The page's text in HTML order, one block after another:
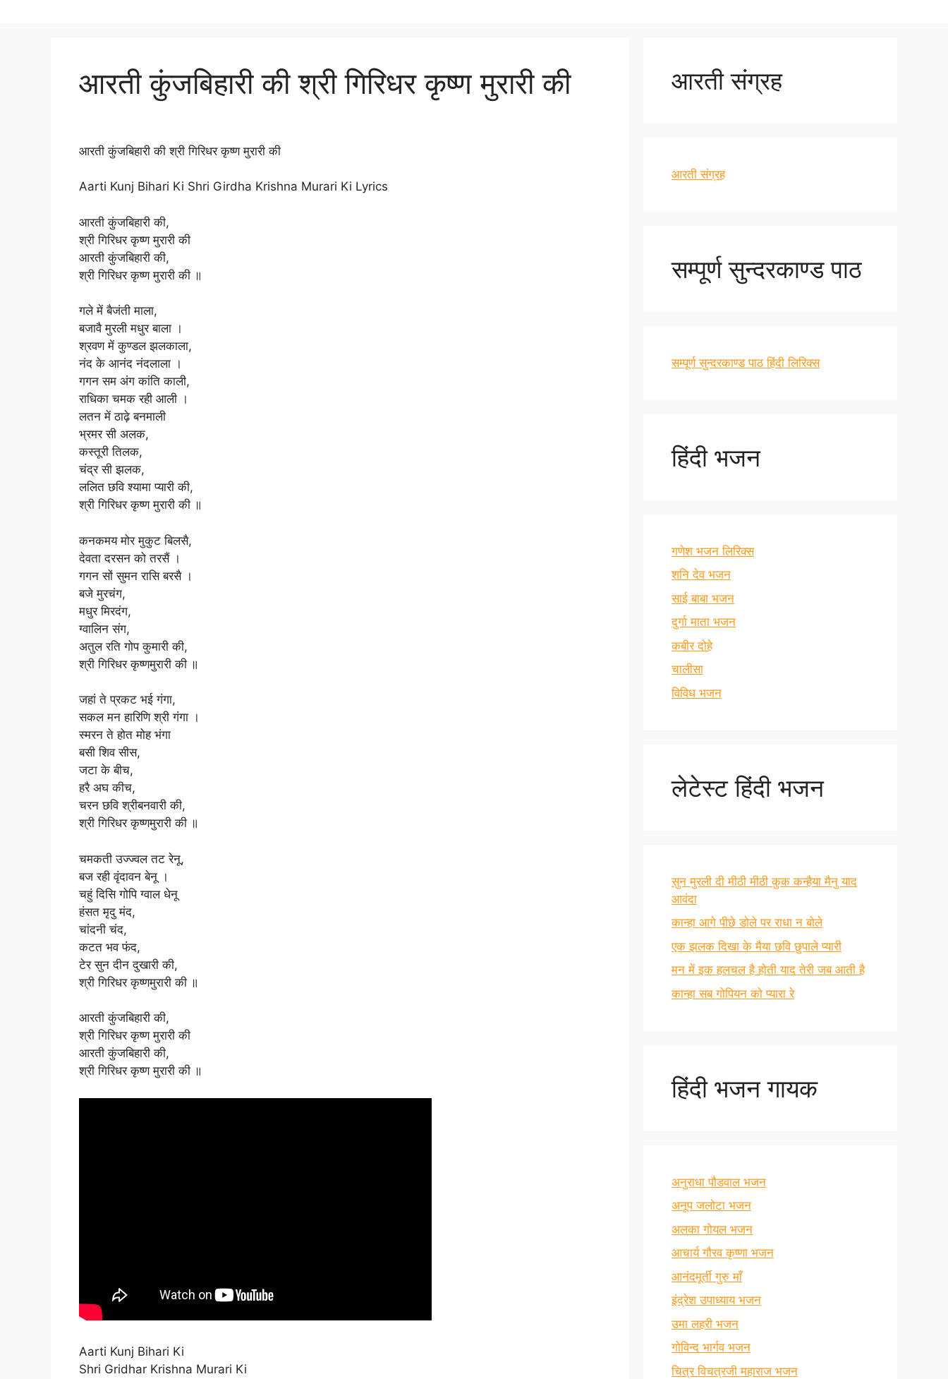
आरती कुंजबिहारी की श्री गिरिधर कृष्ण मुरारी की
आरती कुंजबिहारी की श्री गिरिधर कृष्ण मुरारी की
Aarti Kunj Bihari Ki Shri Girdha Krishna Murari Ki Lyrics
आरती कुंजबिहारी की,
श्री गिरिधर कृष्ण मुरारी की
आरती कुंजबिहारी की,
श्री गिरिधर कृष्ण मुरारी की ॥
गले में बैजंती माला,
बजावै मुरली मधुर बाला ।
श्रवण में कुण्डल झलकाला,
नंद के आनंद नंदलाला ।
गगन सम अंग कांति काली,
राधिका चमक रही आली ।
लतन में ठाढ़े बनमाली
भ्रमर सी अलक,
कस्तूरी तिलक,
चंद्र सी झलक,
ललित छवि श्यामा प्यारी की,
श्री गिरिधर कृष्ण मुरारी की ॥
कनकमय मोर मुकुट बिलसै,
देवता दरसन को तरसैं ।
गगन सों सुमन रासि बरसै ।
बजे मुरचंग,
मधुर मिरदंग,
ग्वालिन संग,
अतुल रति गोप कुमारी की,
श्री गिरिधर कृष्णमुरारी की ॥
जहां ते प्रकट भई गंगा,
सकल मन हारिणि श्री गंगा ।
स्मरन ते होत मोह भंगा
बसी शिव सीस,
जटा के बीच,
हरै अघ कीच,
चरन छवि श्रीबनवारी की,
श्री गिरिधर कृष्णमुरारी की ॥
चमकती उज्ज्वल तट रेनू,
बज रही वृंदावन बेनू ।
चहुं दिसि गोपि ग्वाल धेनू
हंसत मृदु मंद,
चांदनी चंद,
कटत भव फंद,
टेर सुन दीन दुखारी की,
श्री गिरिधर कृष्णमुरारी की ॥
आरती कुंजबिहारी की,
श्री गिरिधर कृष्ण मुरारी की
आरती कुंजबिहारी की,
श्री गिरिधर कृष्ण मुरारी की ॥
Aarti Kunj Bihari Ki
Shri Gridhar Krishna Murari Ki
आरती संग्रह
आरती संग्रह
सम्पूर्ण सुन्दरकाण्ड पाठ
सम्पूर्ण सुन्दरकाण्ड पाठ हिंदी लिरिक्स
हिंदी भजन
गणेश भजन लिरिक्स
शनि देव भजन
साई बाबा भजन
दुर्गा माता भजन
कबीर दोहे
चालीसा
विविध भजन
लेटेस्ट हिंदी भजन
सुन मुरली दी मीठी मीठी कुक कन्हैया मैनु याद
आवंदा
कान्हा आगे पीछे डोले पर राधा न बोले
एक झलक दिखा के मैया छवि छुपाले प्यारी
मन में इक हलचल है होती याद तेरी जब आती है
कान्हा सब गोपियन को प्यारा रे
हिंदी भजन गायक
अनुराधा पौडवाल भजन
अनूप जलोटा भजन
अलका गोयल भजन
आचार्य गौरव कृष्णा भजन
आनंदमूर्ती गुरु माँ
इंद्रेश उपाध्याय भजन
उमा लहरी भजन
गोविन्द भार्गव भजन
चित्र विचत्रजी महाराज भजन